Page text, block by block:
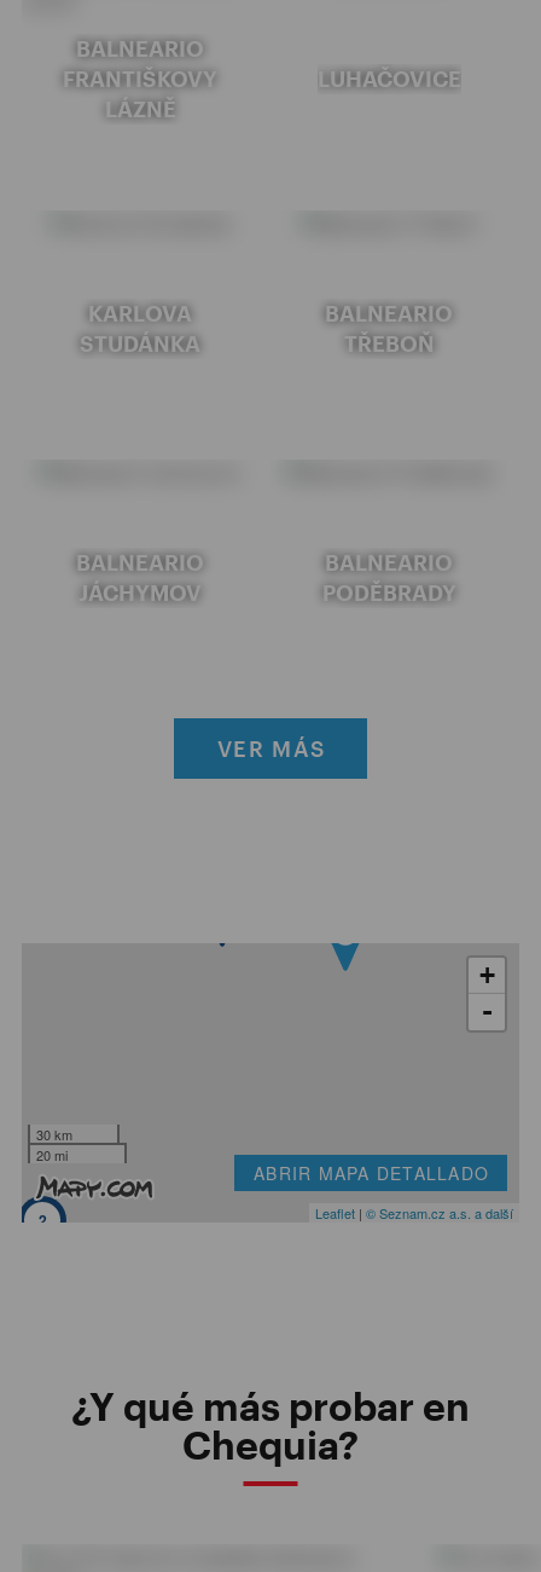
BALNEARIO
FRANTIŠKOVY
LÁZNĚ
LUHAČOVICE
KARLOVA
STUDÁNKA
BALNEARIO
TŘEBOŇ
BALNEARIO
JÁCHYMOV
BALNEARIO
PODĚBRADY
VER MÁS
2
+
-
30 km
20 mi
ABRIR MAPA DETALLADO
Leaflet | © Seznam.cz a.s. a další
¿Y qué más probar en
Chequia?